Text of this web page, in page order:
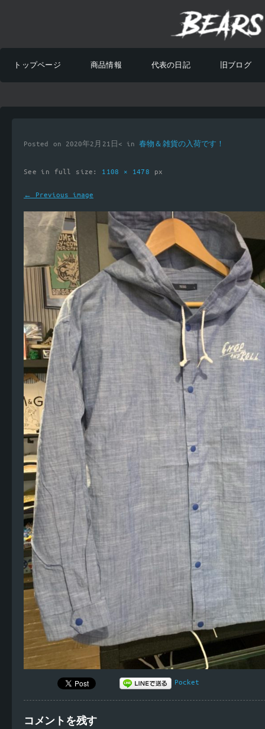
トップページ 商品情報 代表の日記 旧ブログ
Posted on 2020年2月21日< in春物＆雑貨の入荷です！
See in full size: 1108 × 1478 px
← Previous image
Pocket
コメントを残す